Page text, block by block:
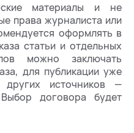
материалы и не
права журналиста или
оформлять в
статьи и отдельных
можно заключать
для публикации уже
других источников —
договора будет